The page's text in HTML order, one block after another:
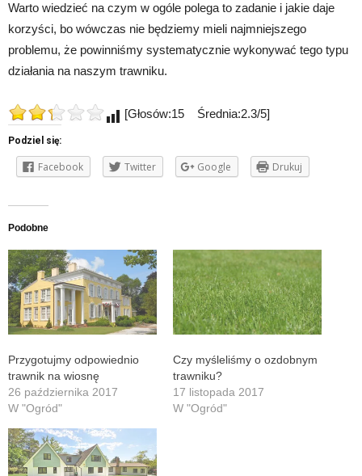
Warto wiedzieć na czym w ogóle polega to zadanie i jakie daje
korzyści, bo wówczas nie będziemy mieli najmniejszego
problemu, że powinniśmy systematycznie wykonywać tego typu
działania na naszym trawniku.
[Głosów:15 Średnia:2.3/5]
Podziel się:
Facebook Twitter Google Drukuj
Podobne
Przygotujmy odpowiednio
trawnik na wiosnę
26 października 2017
W "Ogród"
Czy myśleliśmy o ozdobnym
trawniku?
17 listopada 2017
W "Ogród"